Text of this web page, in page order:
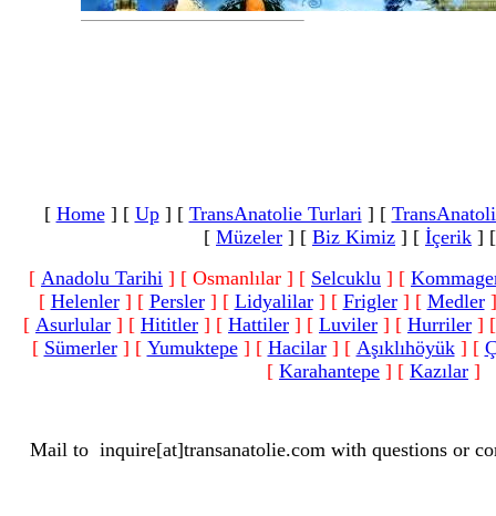
[ Home] [ Up] [ TransAnatolie Turlari] [
[ Müzeler ] [ Biz Kimiz ] [ İçerik ]
[ Anadolu Tarihi ] [ Osmanlılar ] [ Selcuklu ] [
[ Helenler] [ Persler] [ Lidyalilar] [ Frigler] [ Medler]
[ Asurlular ] [ Hititler ] [ Hattiler ] [ Luviler ] [ Hurriler ]
[ Sümerler] [ Yumuktepe] [ Hacilar] [ Aşıklıhöyük] [
[ Karahantepe ] [ Kazılar ]
Mail to inquire[at]transanatolie.com with questions or